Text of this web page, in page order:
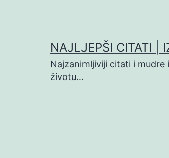
NAJLJEPŠI CITATI |
Najzanimljiviji citati i
životu…